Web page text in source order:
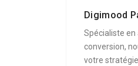
Digimood
Spécialiste
conversion,
votre stratégie